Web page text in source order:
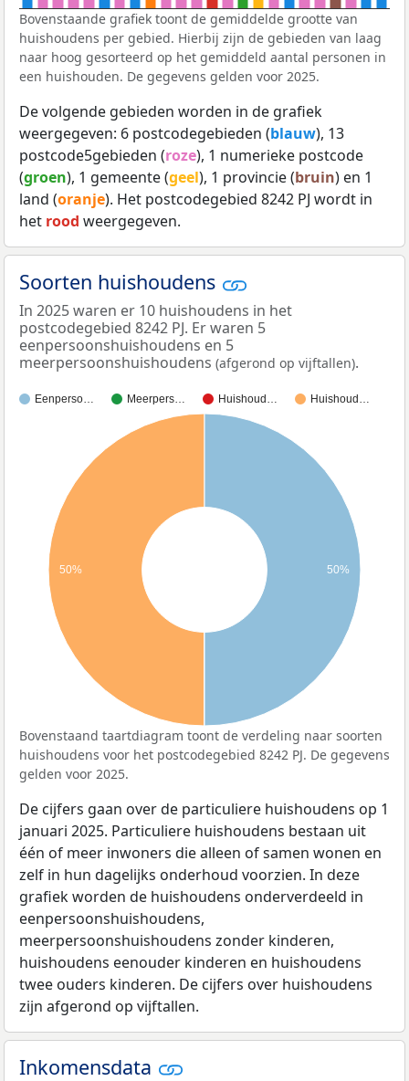
Bovenstaande grafiek toont de gemiddelde grootte van
huishoudens per gebied. Hierbij zijn de gebieden van laag
naar hoog gesorteerd op het gemiddeld aantal personen in
een huishouden. De gegevens gelden voor 2025.
De volgende gebieden worden in de grafiek
weergegeven: 6 postcodegebieden (blauw), 13
postcode5gebieden (roze), 1 numerieke postcode
(groen), 1 gemeente (geel), 1 provincie (bruin) en 1
land (oranje). Het postcodegebied 8242 PJ wordt in
het rood weergegeven.
Soorten huishoudens
In 2025 waren er 10 huishoudens in het
postcodegebied 8242 PJ. Er waren 5
eenpersoonshuishoudens en 5
meerpersoonshuishoudens (afgerond op vijftallen).
Eenperso… Meerpers… Huishoud… Huishoud…
50% 50%
Bovenstaand taartdiagram toont de verdeling naar soorten
huishoudens voor het postcodegebied 8242 PJ. De gegevens
gelden voor 2025.
De cijfers gaan over de particuliere huishoudens op 1
januari 2025. Particuliere huishoudens bestaan uit
één of meer inwoners die alleen of samen wonen en
zelf in hun dagelijks onderhoud voorzien. In deze
grafiek worden de huishoudens onderverdeeld in
eenpersoonshuishoudens,
meerpersoonshuishoudens zonder kinderen,
huishoudens eenouder kinderen en huishoudens
twee ouders kinderen. De cijfers over huishoudens
zijn afgerond op vijftallen.
Inkomensdata